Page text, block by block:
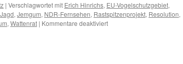
| Verschlagwortet mit Erich Hinrichs, EU-Vogelschutzgebiet,
Jagd, Jemgum, NDR-Fernsehen, Rastspitzenprojekt, Resolution,
, Wattenrat | Kommentare deaktiviertfür